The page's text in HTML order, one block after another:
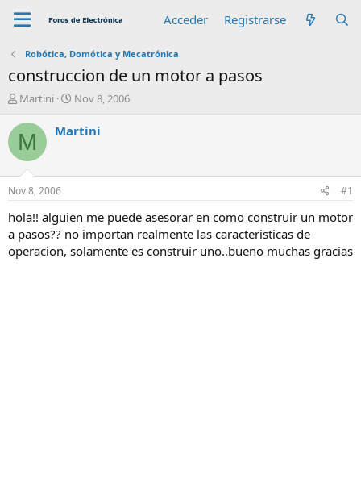
Acceder Registrarse
Robótica, Domótica y Mecatrónica
construccion de un motor a pasos
A
t
o
r
Martini
F
c
n
c
i
Nov 8, 2006
M Martini
Nov 8, 2006 #1
hola!! alguien me puede asesorar en como construir un motor
a pasos?? no importan realmente las caracteristicas de
operacion, solamente es construir uno..bueno muchas gracias